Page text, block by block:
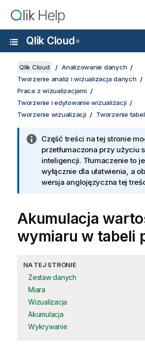
Qlik Cloud ®
Qlik Cloud
Analizowanie danych
Tworzenie analiz i wizualizacja danych
Praca z wizualizacjami
Tworzenie i edytowanie wizualizacji
Tworzenie wizualizacji
Tworzenie
Część treści na tej stronie
przetłumaczona przy użyciu
inteligencji. Tłumaczenie to
wyłącznie dla ułatwienia, a
wersja anglojęzyczna tej
Akumulacja
wymiaru w tabeli
NA TEJ STRONIE
Zestaw danych
Miara
Wizualizacja
Akumulacja
Wykrywanie